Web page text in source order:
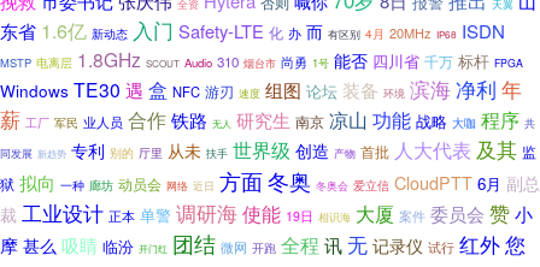
全资 天翼
东省 1.6亿 新动态 入门 Safety-LTE 化 办 而 有区别 4月 20MHz IP68 ISDN
MSTP 电离层 1.8GHz SCOUT Audio 310 烟台市 尚勇 1号 能否 四川省 千万 标杆 FPGA
Windows TE30 遇 盒 NFC 游刃 速度 组图 论坛 装备 环境 滨海净利 年
薪 工厂 军民 业人员 合作铁路 无人 研究生 南京 凉山 功能 战略 大咖 程序 共
同发展 新趋势 专利 别的 厅里 从未 扶手 世界级 创造 产物 首批 人大代表 及其 监
狱 拟向 一种 廊坊 动员会 网络 近日 方面冬奥 冬奥会 爱立信 CloudPTT 6月 副总
裁 工业设计 正本 单警 调研海使能 19日 相识海 大厦 案件 委员会 赞小
摩甚么 吸睛 临汾 开门红 团结 微网 开跑 全程 讯无 记录仪 试行 红外您